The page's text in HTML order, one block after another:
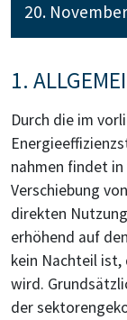
20.
1.
Durch die im
nahmen findet
Verschiebung
direkten
erhöhend auf
kein Nachteil
wird.
der